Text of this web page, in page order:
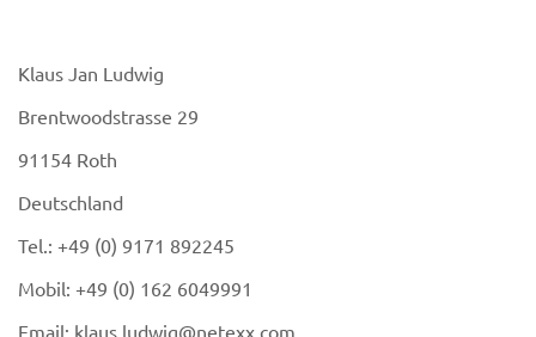
Klaus Jan Ludwig
Brentwoodstrasse 29
91154 Roth
Deutschland
Tel.: +49 (0) 9171 892245
Mobil: +49 (0) 162 6049991
Email: klaus.ludwig@netexx.com